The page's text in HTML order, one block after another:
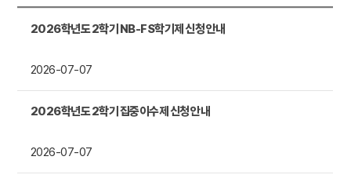
2026학년도 2학기 NB-FS학기제 신청 안내
2026-07-07
2026학년도 2학기 집중이수제 신청 안내
2026-07-07